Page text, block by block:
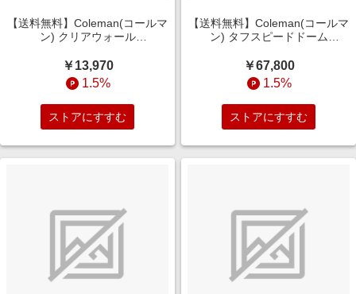
【送料無料】Coleman(コールマ
ン) クリアウォール
￥13,970
1.5%
ストアにすすむ
【送料無料】Coleman(コールマ
ン) タフスピードドーム
￥67,800
1.5%
ストアにすすむ